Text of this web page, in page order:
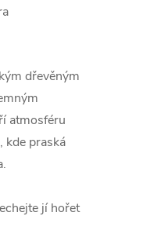
dřevěným
atmosféru
kde praská
jí hořet